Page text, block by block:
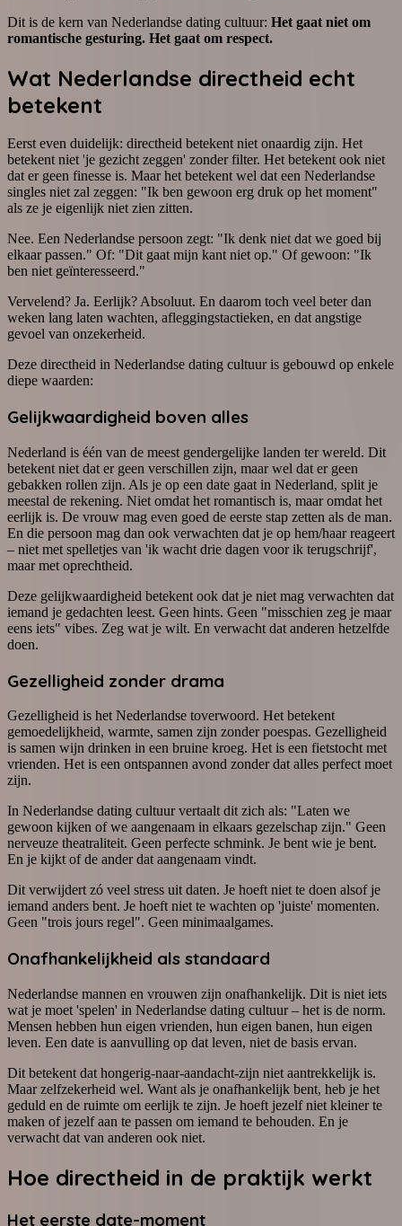
Dit is de kern van Nederlandse dating cultuur: Het gaat niet om
romantische gesturing. Het gaat om respect.
Wat Nederlandse directheid echt
betekent
Eerst even duidelijk: directheid betekent niet onaardig zijn. Het
betekent niet 'je gezicht zeggen' zonder filter. Het betekent ook niet
dat er geen finesse is. Maar het betekent wel dat een Nederlandse
singles niet zal zeggen: "Ik ben gewoon erg druk op het moment"
als ze je eigenlijk niet zien zitten.
Nee. Een Nederlandse persoon zegt: "Ik denk niet dat we goed bij
elkaar passen." Of: "Dit gaat mijn kant niet op." Of gewoon: "Ik
ben niet geïnteresseerd."
Vervelend? Ja. Eerlijk? Absoluut. En daarom toch veel beter dan
weken lang laten wachten, afleggingstactieken, en dat angstige
gevoel van onzekerheid.
Deze directheid in Nederlandse dating cultuur is gebouwd op enkele
diepe waarden:
Gelijkwaardigheid boven alles
Nederland is één van de meest gendergelijke landen ter wereld. Dit
betekent niet dat er geen verschillen zijn, maar wel dat er geen
gebakken rollen zijn. Als je op een date gaat in Nederland, split je
meestal de rekening. Niet omdat het romantisch is, maar omdat het
eerlijk is. De vrouw mag even goed de eerste stap zetten als de man.
En die persoon mag dan ook verwachten dat je op hem/haar reageert
– niet met spelletjes van 'ik wacht drie dagen voor ik terugschrijf',
maar met oprechtheid.
Deze gelijkwaardigheid betekent ook dat je niet mag verwachten dat
iemand je gedachten leest. Geen hints. Geen "misschien zeg je maar
eens iets" vibes. Zeg wat je wilt. En verwacht dat anderen hetzelfde
doen.
Gezelligheid zonder drama
Gezelligheid is het Nederlandse toverwoord. Het betekent
gemoedelijkheid, warmte, samen zijn zonder poespas. Gezelligheid
is samen wijn drinken in een bruine kroeg. Het is een fietstocht met
vrienden. Het is een ontspannen avond zonder dat alles perfect moet
zijn.
In Nederlandse dating cultuur vertaalt dit zich als: "Laten we
gewoon kijken of we aangenaam in elkaars gezelschap zijn." Geen
nerveuze theatraliteit. Geen perfecte schmink. Je bent wie je bent.
En je kijkt of de ander dat aangenaam vindt.
Dit verwijdert zó veel stress uit daten. Je hoeft niet te doen alsof je
iemand anders bent. Je hoeft niet te wachten op 'juiste' momenten.
Geen "trois jours regel". Geen minimaalgames.
Onafhankelijkheid als standaard
Nederlandse mannen en vrouwen zijn onafhankelijk. Dit is niet iets
wat je moet 'spelen' in Nederlandse dating cultuur – het is de norm.
Mensen hebben hun eigen vrienden, hun eigen banen, hun eigen
leven. Een date is aanvulling op dat leven, niet de basis ervan.
Dit betekent dat hongerig-naar-aandacht-zijn niet aantrekkelijk is.
Maar zelfzekerheid wel. Want als je onafhankelijk bent, heb je het
geduld en de ruimte om eerlijk te zijn. Je hoeft jezelf niet kleiner te
maken of jezelf aan te passen om iemand te behouden. En je
verwacht dat van anderen ook niet.
Hoe directheid in de praktijk werkt
Het eerste date-moment